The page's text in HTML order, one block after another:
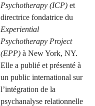
Psychotherapy (ICP) et
directrice fondatrice du
Experiential
Psychotherapy Project
(EPP) à New York, NY.
Elle a publié et présenté à
un public international sur
l’intégration de la
psychanalyse relationnelle